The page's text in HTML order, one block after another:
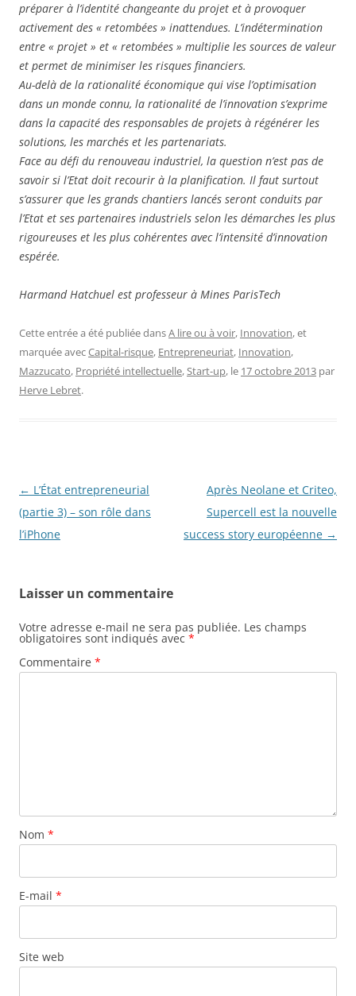
préparer à l’identité changeante du projet et à provoquer
activement des « retombées » inattendues. L’indétermination
entre « projet » et « retombées » multiplie les sources de valeur
et permet de minimiser les risques financiers.
Au-delà de la rationalité économique qui vise l’optimisation
dans un monde connu, la rationalité de l’innovation s’exprime
dans la capacité des responsables de projets à régénérer les
solutions, les marchés et les partenariats.
Face au défi du renouveau industriel, la question n’est pas de
savoir si l’Etat doit recourir à la planification. Il faut surtout
s’assurer que les grands chantiers lancés seront conduits par
l’Etat et ses partenaires industriels selon les démarches les plus
rigoureuses et les plus cohérentes avec l’intensité d’innovation
espérée.
Harmand Hatchuel est professeur à Mines ParisTech
Cette entrée a été publiée dansA lire ou à voir, Innovation, et
marquée avecCapital-risque, Entrepreneuriat, Innovation,
Mazzucato, Propriété intellectuelle,Start-up, le 17 octobre 2013 par
Herve Lebret.
Navigation
des
articles
← L’État entrepreneurial
(partie 3) – son rôle dans
l’iPhone
Après Neolane et Criteo,
Supercell est la nouvelle
success story européenne →
Laisser un commentaire
Votre adresse e-mail ne sera pas publiée. Les champs
obligatoires sont indiqués avec *
Commentaire *
Nom *
E-mail *
Site web